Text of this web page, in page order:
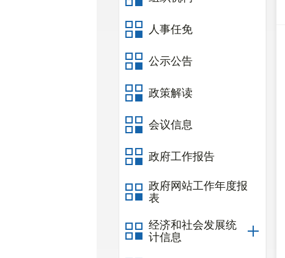
人事任免
公示公告
政策解读
会议信息
政府工作报告
政府网站工作年度报
表
经济和社会发展统
计信息